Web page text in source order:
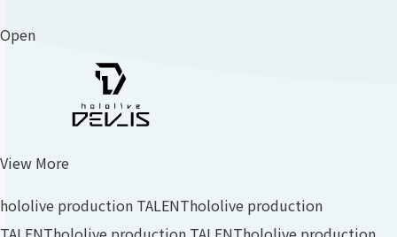
Open
View More
hololive production TALENThololive production